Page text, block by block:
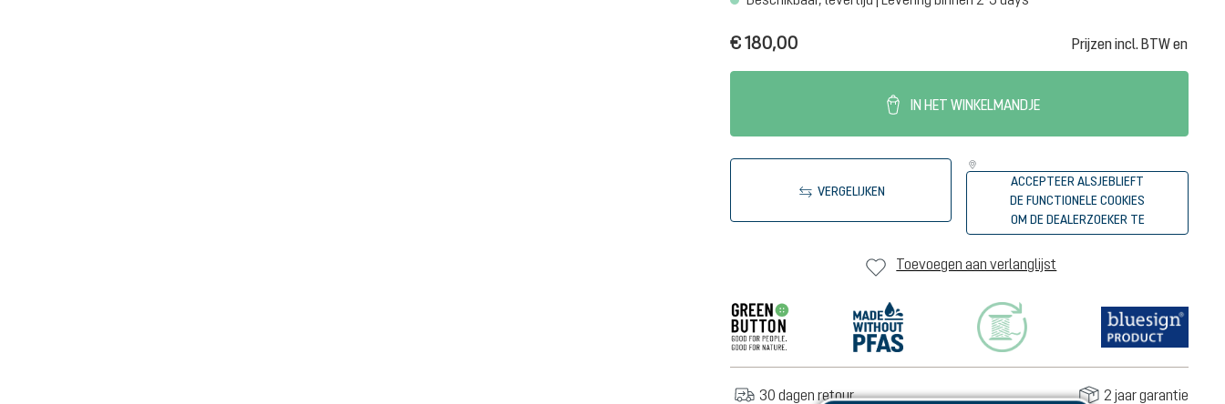
€ 180,00 Prijzen incl. BTW en
IN HET WINKELMANDJE
VERGELIJKEN
ACCEPTEER ALSJEBLIEFT
DE FUNCTIONELE COOKIES
OM DE DEALERZOEKER TE
STARTEN
Toevoegen aan verlanglijst
30 dagen retour 2 jaar garantie